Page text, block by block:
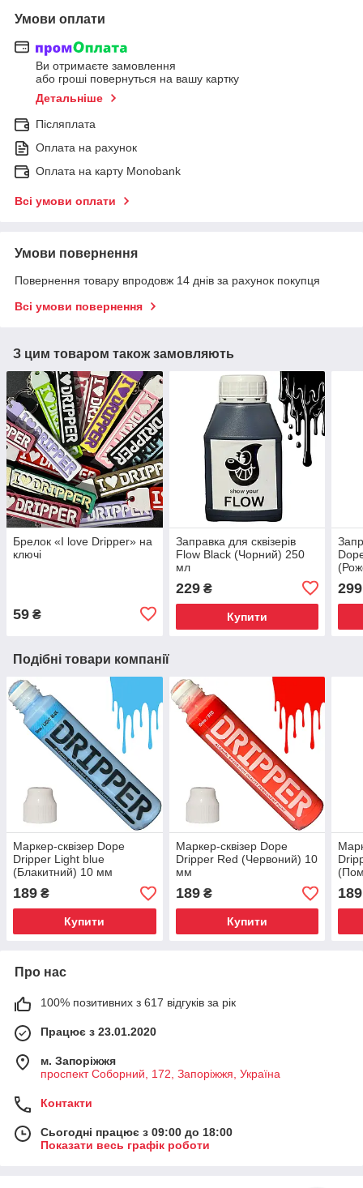
Умови оплати
Ви отримаєте замовлення
або гроші повернуться на вашу картку
Детальніше
Післяплата
Оплата на рахунок
Оплата на карту Monobank
Всі умови оплати
Умови повернення
Повернення товару впродовж 14 днів за рахунок покупця
Всі умови повернення
З цим товаром також замовляють
Брелок «I love Dripper» на
ключі
59 ₴
Заправка для сквізерів
Flow Black (Чорний) 250
мл
229₴
Купити
299
Подібні товари компанії
Маркер-сквізер Dope
Dripper Light blue
(Блакитний) 10 мм
189 ₴
Купити
Маркер-сквізер Dope
Dripper Red (Червоний) 10
мм
189₴
Купити
189
Про нас
100% позитивних з 617 відгуків за рік
Працює з 23.01.2020
м. Запоріжжя
проспект Соборний, 172, Запоріжжя, Україна
Контакти
Сьогодні працює з 09:00 до 18:00
Показати весь графік роботи